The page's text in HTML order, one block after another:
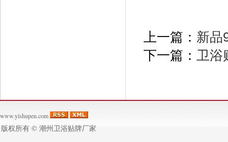
上一篇： 新品
下一篇： 卫浴
www.yishupen.com
版权所有 © 潮州卫浴贴牌厂家